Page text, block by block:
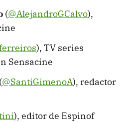
(@AlejandroGCalvo),
), TV series
Sensacine
(@SantiGimenoA), redactor
), editor de Espinof